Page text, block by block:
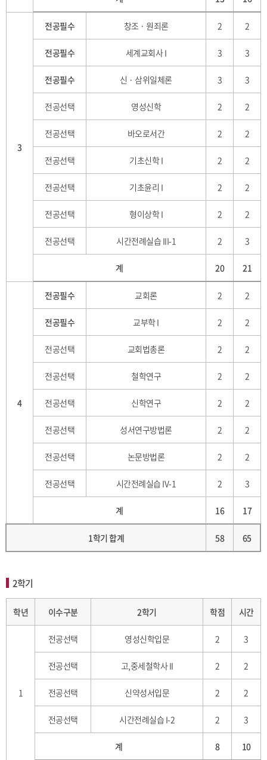
3
전공필수 창조 · 원죄론 2 2
전공필수 세계교회사 I 3 3
전공필수 신 · 삼위일체론 3 3
전공선택 영성신학 2 2
전공선택 바오로서간 2 2
전공선택 기초신학 I 2 2
전공선택 기초윤리 I 2 2
전공선택 형이상학 I 2 2
전공선택 시간전례실습 III-1 2 3
계 20 21
4
전공필수 교회론 2 2
전공필수 교부학 I 2 2
전공선택 교회법총론 2 2
전공선택 철학연구 2 2
전공선택 신학연구 2 2
전공선택 성서연구방법론 2 2
전공선택 논문방법론 2 2
전공선택 시간전례실습 IV-1 2 3
계 16 17
1학기 합계 58 65
2학기
학년 이수구분 2학기 학점 시간
1
전공선택 영성신학입문 2 3
전공선택 고,중세철학사 II 2 2
전공선택 신약성서입문 2 2
전공선택 시간전례실습 I-2 2 3
계 8 10